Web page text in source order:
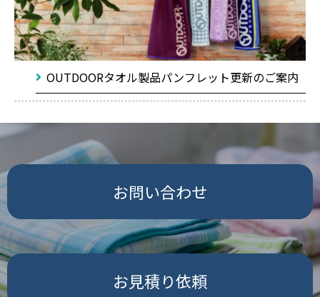
OUTDOORタオル製品パンフレット更新のご案内
お問い合わせ
お見積り依頼